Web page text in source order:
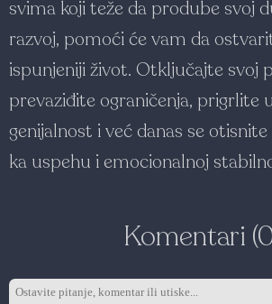
svima koji teže da prodube svoj
razvoj, pomoći će vam da
ispunjeniji život. Otključajte svoj
prevaziđite ograničenja, prigrlite
genijalnost i već danas se
ka uspehu i emocionalnoj
Komentari